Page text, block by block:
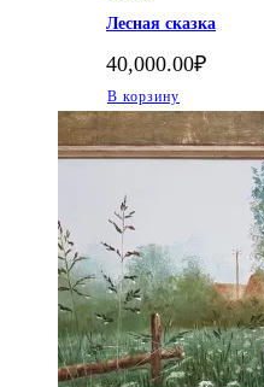
Лесная сказка
40,000.00₽
В корзину